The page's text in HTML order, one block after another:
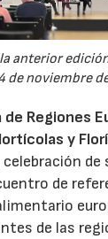
anterior
de noviembre
de Regiones
y
de
de
de las